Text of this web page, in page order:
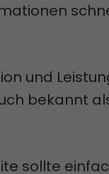
und
bekannt
sollte